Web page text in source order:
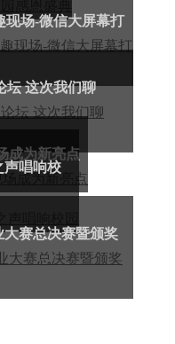
现场-微信大屏幕打
坛 这次我们聊
成为新亮点
声唱响校
赛总决赛暨颁奖